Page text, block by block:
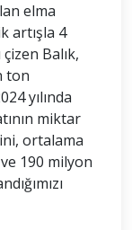
elma
artışla 4
Balık,
ton
yılında
miktar
ortalama
ve 190 milyon